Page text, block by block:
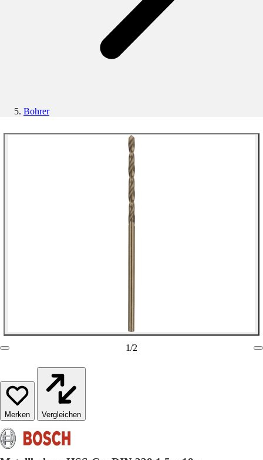
Bohrer
1/2
Vergleichen